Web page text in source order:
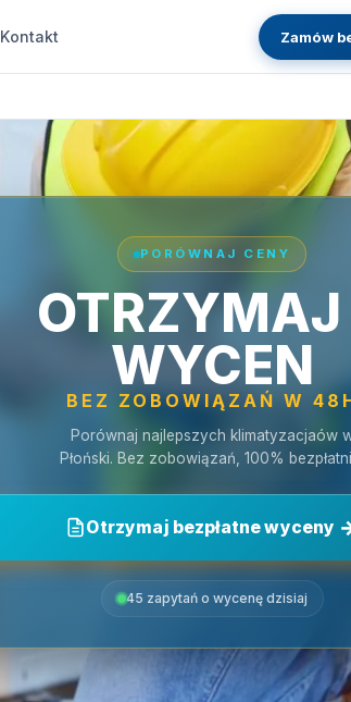
Kontakt Zamów
PORÓWNAJ CENY
WYCEN
BEZ ZOBOWIĄZAŃ W
Porównaj najlepszych klimatyzacjaów
Płoński. Bez zobowiązań, 100%
Otrzymaj bezpłatne wyceny
45 zapytań o wycenę dzisiaj